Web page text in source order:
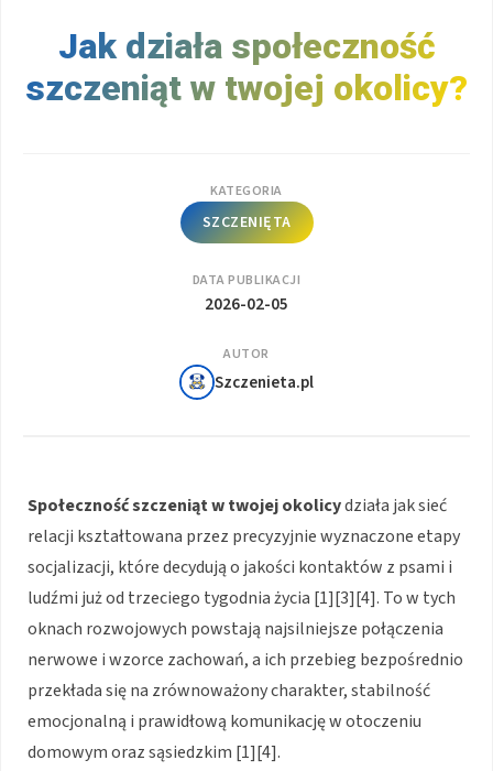
Jak działa społeczność
szczeniąt w twojej okolicy?
KATEGORIA
SZCZENIĘTA
DATA PUBLIKACJI
2026-02-05
AUTOR
Szczenieta.pl
Społeczność szczeniątw twojej okolicydziała jak sieć
relacji kształtowana przez precyzyjnie wyznaczone etapy
socjalizacji, które decydują o jakości kontaktów z psami i
ludźmi już od trzeciego tygodnia życia [1][3][4]. To w tych
oknach rozwojowych powstają najsilniejsze połączenia
nerwowe i wzorce zachowań, a ich przebieg bezpośrednio
przekłada się na zrównoważony charakter, stabilność
emocjonalną i prawidłową komunikację w otoczeniu
domowym oraz sąsiedzkim [1][4].